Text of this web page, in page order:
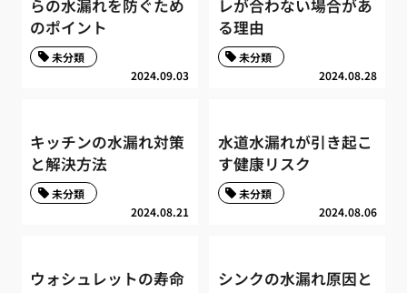
らの水漏れを防ぐため
のポイント
2024.09.03
未分類
レが合わない場合があ
る理由
2024.08.28
未分類
キッチンの水漏れ対策
と解決方法
2024.08.21
未分類
水道水漏れが引き起こ
す健康リスク
2024.08.06
未分類
ウォシュレットの寿命
シンクの水漏れ原因と